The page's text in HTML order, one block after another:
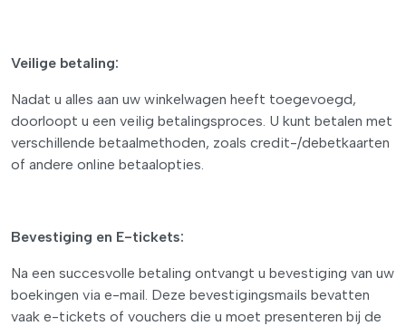
Veilige betaling:
Nadat u alles aan uw winkelwagen heeft toegevoegd,
doorloopt u een veilig betalingsproces. U kunt betalen met
verschillende betaalmethoden, zoals credit-/debetkaarten
of andere online betaalopties.
Bevestiging en E-tickets:
Na een succesvolle betaling ontvangt u bevestiging van uw
boekingen via e-mail. Deze bevestigingsmails bevatten
vaak e-tickets of vouchers die u moet presenteren bij de